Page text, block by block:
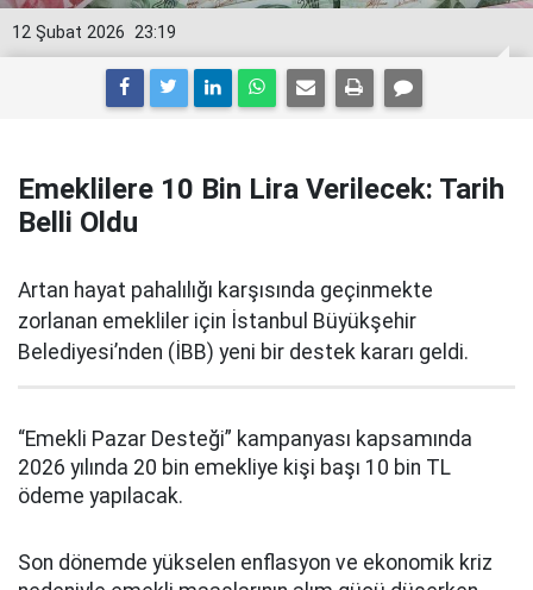
23:19
12 Şubat 2026
Emeklilere 10 Bin Lira Verilecek: Tarih
Belli Oldu
Artan hayat pahalılığı karşısında geçinmekte
zorlanan emekliler için İstanbul Büyükşehir
Belediyesi’nden (İBB) yeni bir destek kararı geldi.
“Emekli Pazar Desteği” kampanyası kapsamında
2026 yılında 20 bin emekliye kişi başı 10 bin TL
ödeme yapılacak.
Son dönemde yükselen enflasyon ve ekonomik kriz